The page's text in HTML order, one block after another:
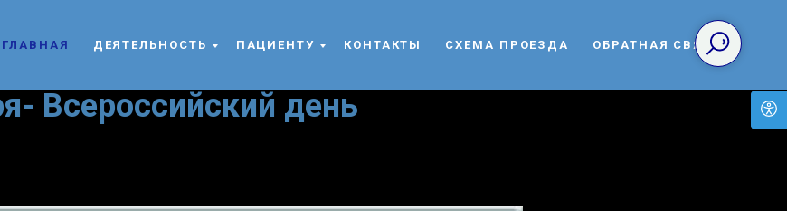
ГЛАВНАЯ ДЕЯТЕЛЬНОСТЬ ПАЦИЕНТУ КОНТАКТЫ СХЕМА ПРОЕЗДА ОБРАТНАЯ СВЯЗЬ
Всероссийский день